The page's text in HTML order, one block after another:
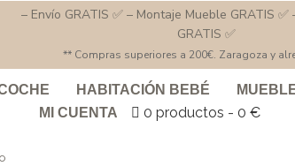
– Envío GRATIS ✅ – Montaje Mueble GRATIS
GRATIS ✅
** Compras superiores a 200€. Zaragoza y
HABITACIÓN BEBÉ
MI CUENTA
0 productos 0 €